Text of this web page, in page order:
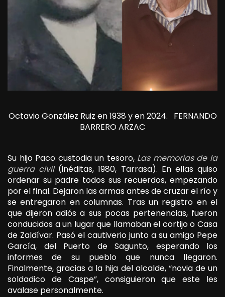
Octavio González Ruiz en 1938 y en 2024. FERNANDO
BARRERO ARZAC
Su hijo Paco custodia un tesoro, Las memorias de la
guerra civil(inéditas, 1980, Tarrasa). En ellas quiso
ordenar su padre todos sus recuerdos, empezando
por el final. Dejaron las armas antes de cruzar el río y
se entregaron en columnas. Tras un registro en el
que dijeron adiós a sus pocas pertenencias, fueron
conducidos a un lugar que llamaban el cortijo o Casa
de Zaldívar. Pasó el cautiverio junto a su amigo Pepe
García, del Puerto de Sagunto, esperando los
informes de su pueblo que nunca llegaron.
Finalmente, gracias a la hija del alcalde, “novia de un
soldadico de Caspe”, consiguieron que este les
avalase personalmente.